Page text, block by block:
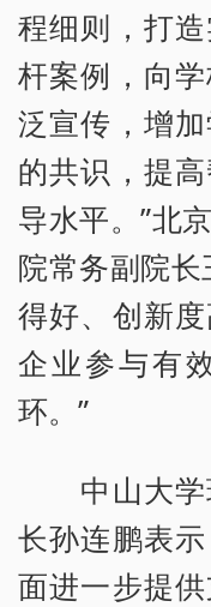
程细则，打
杆案例，向
泛宣传，增
的共识，提
导水平。”北
院常务副院
得好、创新
企业参与有
环。”
中山大学
长孙连鹏表
面进一步提